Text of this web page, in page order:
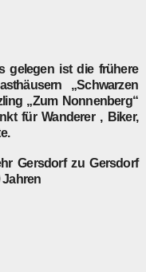
gelegen ist die frühere
„Schwarzen
„Zum Nonnenberg“
für Wanderer , Biker,
Gersdorf zu Gersdorf
Jahren